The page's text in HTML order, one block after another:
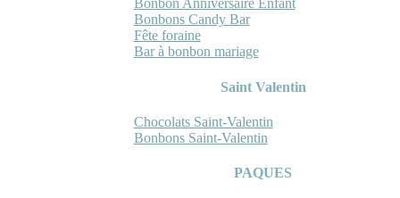
Bonbon Anniversaire Enfant
Bonbons Candy Bar
Fête foraine
Bar à bonbon mariage
Saint Valentin
Chocolats Saint-Valentin
Bonbons Saint-Valentin
PAQUES